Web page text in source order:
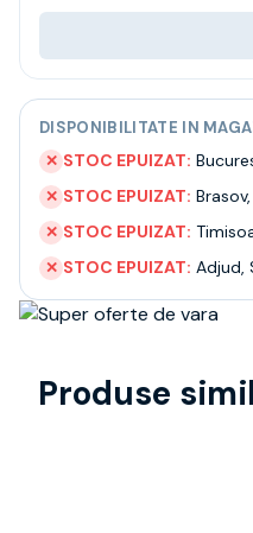
Termeni si conditii
Intrebari frecvente
DISPONIBILITATE IN
✕ STOC EPUIZAT:
✕ STOC EPUIZAT: Brasov,
✕ STOC EPUIZAT:
✕ STOC EPUIZAT: Adjud,
Produse